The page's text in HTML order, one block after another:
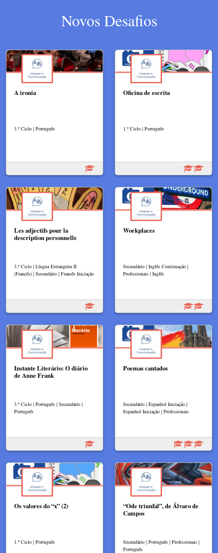
Novos Desafios
A ironia
3.º Ciclo | Português
Oficina de escrita
1.º Ciclo | Português
Les adjectifs pour la
description personnelle
3.º Ciclo | Língua Estrangeira II
(Francês) | Secundário | Francês Iniciação
Workplaces
Secundário | Inglês Continuação |
Profissionais | Inglês
Instante Literário: O diário
de Anne Frank
3.º Ciclo | Português | Secundário |
Português
Poemas cantados
Secundário | Espanhol Iniciação |
Espanhol Iniciação | Profissionais
Os valores do “x” (2)
1.º Ciclo | Português
“Ode triunfal”, de Álvaro de
Campos​
Secundário | Português | Profissionais |
Português